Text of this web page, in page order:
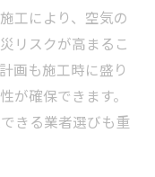
工により、空気の
リスクが高まるこ
画も施工時に盛り
が確保できます。
きる業者選びも重